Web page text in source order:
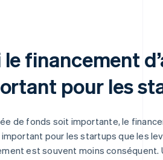
financement
pour les
de fonds soit importante, le
important pour les startups que les
est souvent moins conséquent.